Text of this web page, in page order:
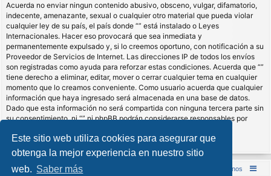
Este sitio web utiliza cookies para asegurar que
obtenga la mejor experiencia en nuestro sitio
web. Saber más
Acuerda no enviar ningun contenido abusivo, obsceno, vulgar, difamatorio,
indecente, amenazante, sexual o cualquier otro material que pueda violar
cualquier ley de su país, el país donde “” está instalado o Leyes
Internacionales. Hacer eso provocará que sea inmediata y
permanentemente expulsado y, si lo creemos oportuno, con notificación a su
Proveedor de Servicios de Internet. Las direcciones IP de todos los envíos
son registradas como ayuda para reforzar estas condiciones. Acuerda que “”
tiene derecho a eliminar, editar, mover o cerrar cualquier tema en cualquier
momento que lo creamos conveniente. Como usuario acuerda que cualquier
información que haya ingresado será almacenada en una base de datos.
Dado que esta información no será compartida con ninguna tercera parte sin
su consentimiento, ni “” ni phpBB podrán considerarse responsables por
comprometidos.
Inicio (Web) Foro Punta de Lanza Wargames Contáctenos